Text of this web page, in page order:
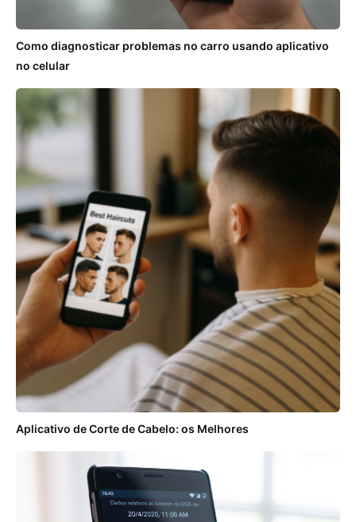
Como diagnosticar problemas no carro usando aplicativo
no celular
Aplicativo de Corte de Cabelo: os Melhores